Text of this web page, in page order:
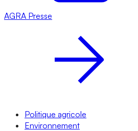
AGRA Presse
Politique agricole
Environnement